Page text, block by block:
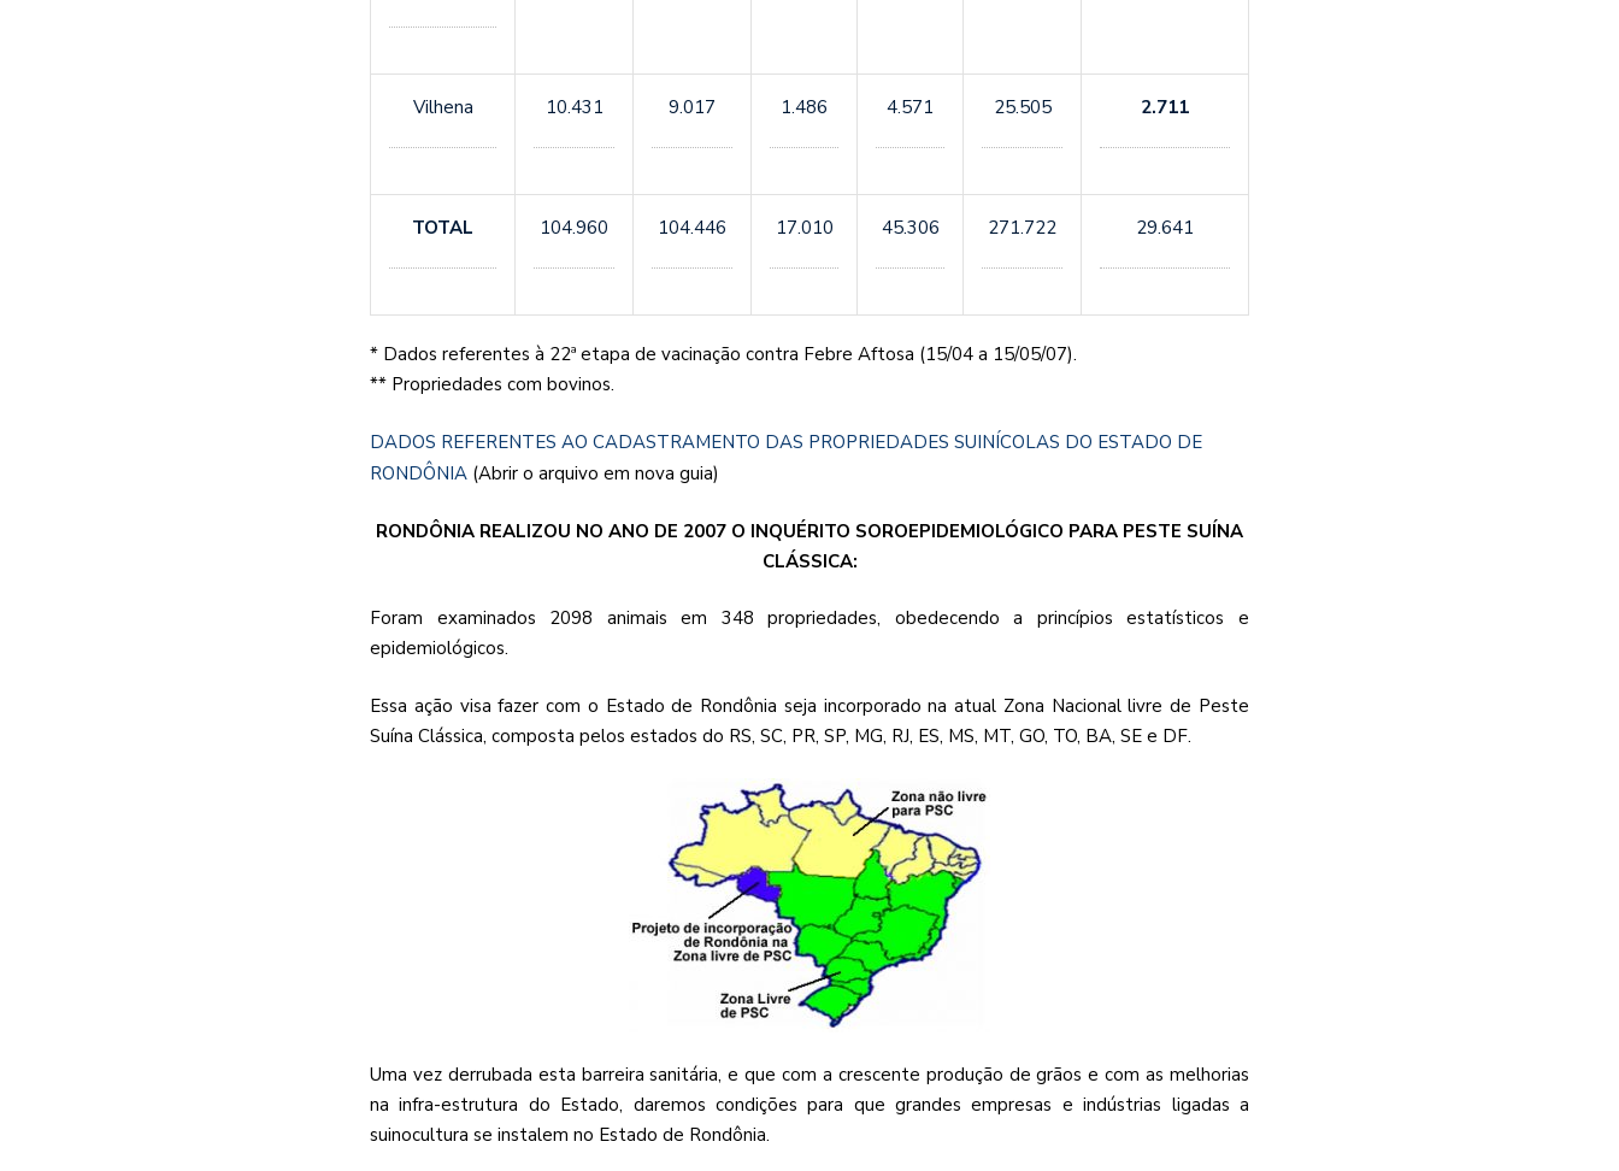
Vilhena 10.431 9.017 1.486 4.571 25.505 2.711
TOTAL 104.960 104.446 17.010 45.306 271.722 29.641
* Dados referentes à 22ª etapa de vacinação contra Febre Aftosa (15/04 a 15/05/07).
** Propriedades com bovinos.
DADOS REFERENTES AO CADASTRAMENTO DAS PROPRIEDADES SUINÍCOLAS DO ESTADO DE
RONDÔNIA (Abrir o arquivo em nova guia)
RONDÔNIA REALIZOU NO ANO DE 2007 O INQUÉRITO SOROEPIDEMIOLÓGICO PARA PESTE SUÍNA
CLÁSSICA:
Foram examinados 2098 animais em 348 propriedades, obedecendo a princípios estatísticos e
epidemiológicos.
Essa ação visa fazer com o Estado de Rondônia seja incorporado na atual Zona Nacional livre de Peste
Suína Clássica, composta pelos estados do RS, SC, PR, SP, MG, RJ, ES, MS, MT, GO, TO, BA, SE e DF.
Uma vez derrubada esta barreira sanitária, e que com a crescente produção de grãos e com as melhorias
na infra-estrutura do Estado, daremos condições para que grandes empresas e indústrias ligadas a
suinocultura se instalem no Estado de Rondônia.